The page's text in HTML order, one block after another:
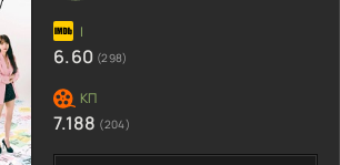
6.60 (298)
7.188 (204)